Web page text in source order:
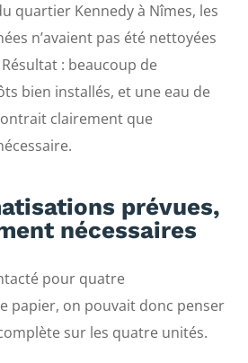
quartier Kennedy à Nîmes, les
n’avaient pas été nettoyées
: beaucoup de
bien installés, et une eau de
clairement que
prévues,
nécessaires
pour quatre
papier, on pouvait donc penser
sur les quatre unités.